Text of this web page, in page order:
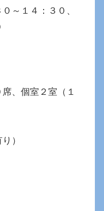
～１４：３０、
、個室２室（１
）